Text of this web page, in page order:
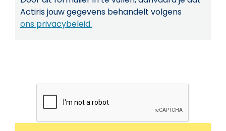
Actiris jouw gegevens behandelt volgens
ons privacybeleid.